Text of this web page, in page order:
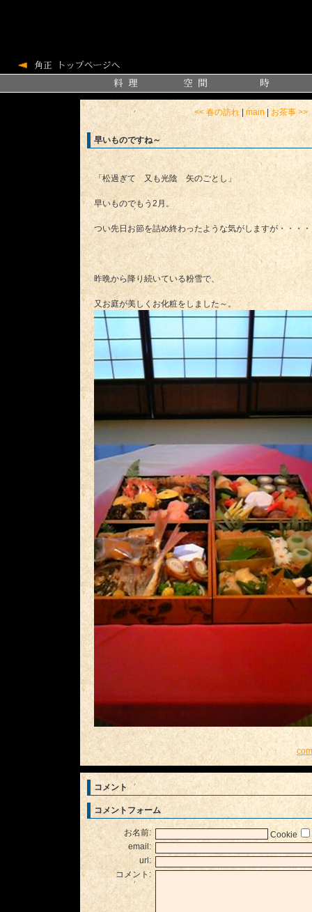
<< 春の訪れ| main| お茶事 >>
早いものですね～
「松過ぎて 又も光陰 矢のごとし」
早いものでもう2月。
つい先日お節を詰め終わったような気がしますが・・・
昨晩から降り続いている粉雪で、
又お庭が美しくお化粧をしました～。
コメント
コメントフォーム
お名前:
Cookie
email:
url:
コメント: